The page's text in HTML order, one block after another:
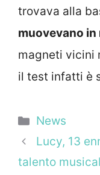
trovava alla
muovevano
magneti vicini
il test infatti è
Categorie
News
Lucy, 13
talento